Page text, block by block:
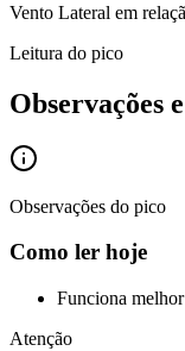
Vento Lateral em
Leitura do pico
Observações
Observações do pico
Como ler hoje
Funciona
Atenção